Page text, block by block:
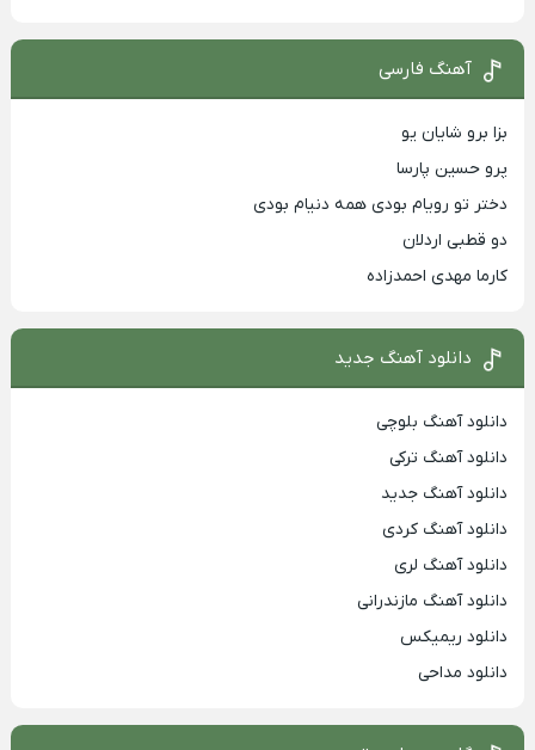
آهنگ فارسی
بزا برو شایان یو
پرو حسین پارسا
دختر تو رویام بودی همه دنیام بودی
دو قطبی اردلان
کارما مهدی احمدزاده
دانلود آهنگ جدید
دانلود آهنگ بلوچی
دانلود آهنگ ترکی
دانلود آهنگ جدید
دانلود آهنگ کردی
دانلود آهنگ لری
دانلود آهنگ مازندرانی
دانلود ریمیکس
دانلود مداحی